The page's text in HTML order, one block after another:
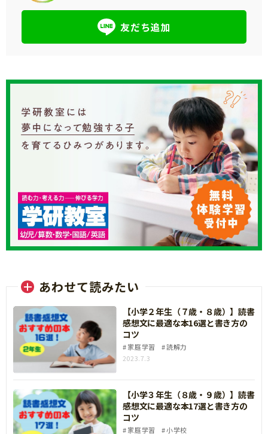
はご応募いただけません。応募された場合は、法
定代理人のご同意があったものとみなします。
・キャンペーン期間中に、対象商品を2冊以上お買
※定価でのお買い上げが条件となります。
※当社および本キャンペーンの関係者は応募でき
ません。
【応募方法】
対象商品を2冊以上お買い上げの購買証明（レシー
ト・領収書・納品書等）1枚、もしくは合算すれば
同条件を満たす複数枚１組の購買証明で、１口の
ご応募が可能です。
※お一人様、3口までご応募いただけます。一度の
送信でご希望の口数分ご応募ください。
分のみご応募ください。
STEP1．応募条件を満たす購買証明を1枚、もし
くは合算すれば同条件を満たす複数枚1組の購買証
明を撮影した画像をご用意ください。
STEP2．本キャンペーンサイトの応募ボタンか
ご入力の上、撮影した画像をアップロードしてく
ださい。
※ファイル形式は【jpeg・png・gif】、画像ファ
友だち追加
あわせて読みたい
【小学２年生（７歳・８歳）】読書
感想文に最適な本16選と書き方の
コツ
家庭学習
読解力
2023.7.3
【小学３年生（８歳・９歳）】読書
感想文に最適な本17選と書き方の
コツ
家庭学習 小学校